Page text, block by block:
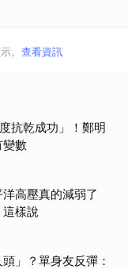
。 查看資訊
抗乾成功」！鄭明
變數
洋高壓真的減弱了
樣說
」？單身友反彈：